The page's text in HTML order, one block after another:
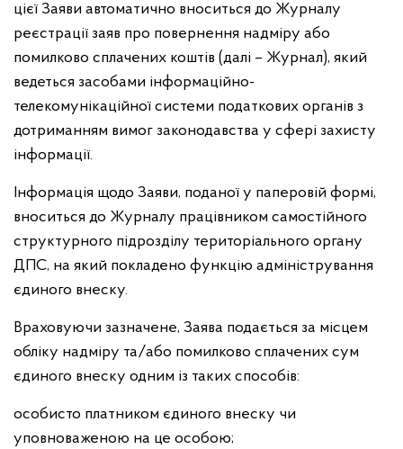
цієї Заяви автоматично вноситься до Журналу
реєстрації заяв про повернення надміру або
помилково сплачених коштів (далі – Журнал), який
ведеться засобами інформаційно-
телекомунікаційної системи податкових органів з
дотриманням вимог законодавства у сфері захисту
інформації.
Інформація щодо Заяви, поданої у паперовій формі,
вноситься до Журналу працівником самостійного
структурного підрозділу територіального органу
ДПС, на який покладено функцію адміністрування
єдиного внеску.
Враховуючи зазначене, Заява подається за місцем
обліку надміру та/або помилково сплачених сум
єдиного внеску одним із таких способів:
особисто платником єдиного внеску чи
уповноваженою на це особою;